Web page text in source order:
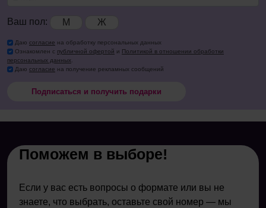
Ваш пол: М Ж
Даю согласие на обработку персональных данных
Ознакомлен с публичной офертой и Политикой в отношении обработки
персональных данных.
Даю согласие на получение рекламных сообщений
Подписаться и получить подарки
Поможем в выборе!
Если у вас есть вопросы о формате или вы не
знаете, что выбрать, оставьте свой номер — мы